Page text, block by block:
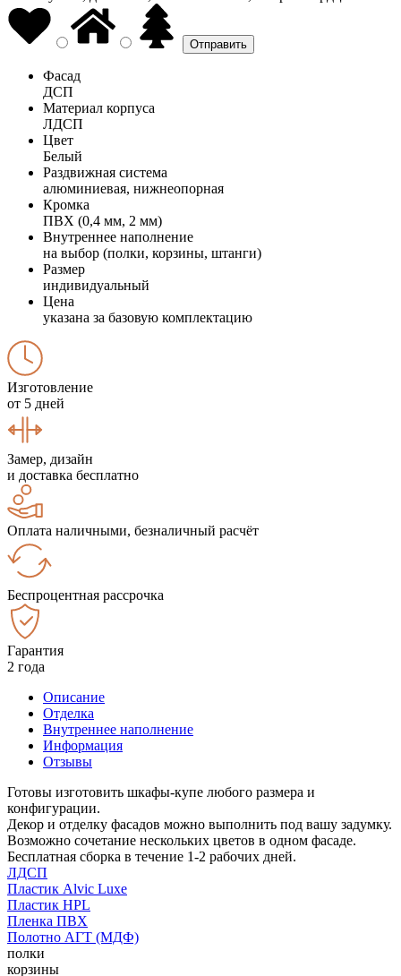
Фасад
ДСП
Материал корпуса
ЛДСП
Цвет
Белый
Раздвижная система
алюминиевая, нижнеопорная
Кромка
ПВХ (0,4 мм, 2 мм)
Внутреннее наполнение
на выбор (полки, корзины, штанги)
Размер
индивидуальный
Цена
указана за базовую комплектацию
Изготовление
от 5 дней
Замер, дизайн
и доставка бесплатно
Оплата наличными, безналичный расчёт
Беспроцентная рассрочка
Гарантия
2 года
Описание
Отделка
Внутреннее наполнение
Информация
Отзывы
Готовы изготовить шкафы-купе любого размера и
конфигурации.
Декор и отделку фасадов можно выполнить под вашу задумку.
Возможно сочетание нескольких цветов в одном фасаде.
Бесплатная сборка в течение 1-2 рабочих дней.
ЛДСП
Пластик Alvic Luxe
Пластик HPL
Пленка ПВХ
Полотно АГТ (МДФ)
полки
корзины